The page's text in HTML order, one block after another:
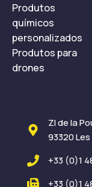
Produtos
químicos
personalizados
Produtos para
drones
ZI de la
93320
+33 (0)1
+33 (0)1